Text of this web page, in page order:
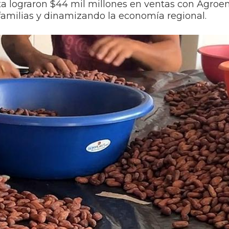
lograron $44 mil millones en ventas con
y dinamizando la economía regional.